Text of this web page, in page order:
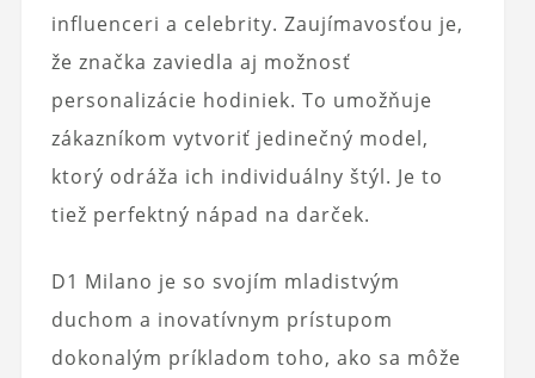
influenceri a celebrity. Zaujímavosťou je,
že značka zaviedla aj možnosť
personalizácie hodiniek. To umožňuje
zákazníkom vytvoriť jedinečný model,
ktorý odráža ich individuálny štýl. Je to
tiež perfektný nápad na darček.
D1 Milano je so svojím mladistvým
duchom a inovatívnym prístupom
dokonalým príkladom toho, ako sa môže